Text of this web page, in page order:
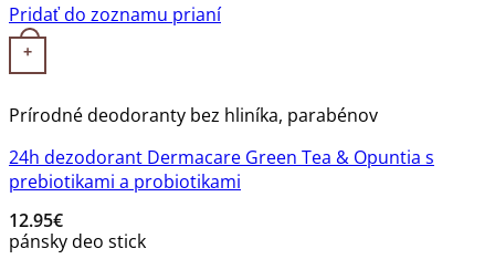
Pridať do zoznamu prianí
+
Prírodné deodoranty bez hliníka, parabénov
24h dezodorant Dermacare Green Tea & Opuntia s
prebiotikami a probiotikami
12.95€
pánsky deo stick